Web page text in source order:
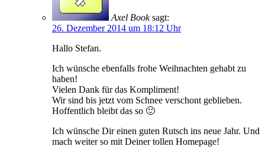
Axel Book sagt:
26. Dezember 2014 um 18:12 Uhr
Hallo Stefan.
Ich wünsche ebenfalls frohe Weihnachten gehabt zu
haben!
Vielen Dank für das Kompliment!
Wir sind bis jetzt vom Schnee verschont geblieben.
Hoffentlich bleibt das so 🙂
Ich wünsche Dir einen guten Rutsch ins neue Jahr. Und
mach weiter so mit Deiner tollen Homepage!